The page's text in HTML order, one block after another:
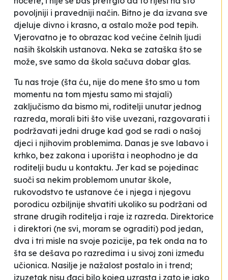
povoljniji i pravedniji način. Bitno je da izvana sve
djeluje divno i krasno, a ostalo može pod tepih.
Vjerovatno je to obrazac kod većine čelnih ljudi
naših školskih ustanova. Neka se zataška što se
može, sve samo da škola sačuva dobar glas.
Tu nas troje (šta ću, nije do mene što smo u tom
momentu na tom mjestu samo mi stajali)
zaključismo da bismo mi, roditelji unutar jednog
razreda, morali biti što više uvezani, razgovarati i
podržavati jedni druge kad god se radi o našoj
djeci i njihovim problemima. Danas je sve labavo i
krhko, bez zakona i uporišta i neophodno je da
roditelji budu u kontaktu. Jer kad se pojedinac
suoči sa nekim problemom unutar škole,
rukovodstvo te ustanove će i njega i njegovu
porodicu ozbiljnije shvatiti ukoliko su podržani od
strane drugih roditelja i raje iz razreda. Direktorice
i direktori (ne svi, moram se ograditi) pod jedan,
dva i tri misle na svoje pozicije, pa tek onda na to
šta se dešava po razredima i u sivoj zoni između
učionica. Nasilje je nažalost postalo in i trend;
izuzetak nisu đaci bilo kojeg uzrasta i zato je jako